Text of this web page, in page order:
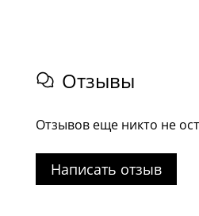
Отзывы
Отзывов еще никто не
Написать отзыв